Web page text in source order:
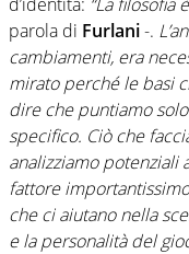
parola di Furlani-.
cambiamenti, era
mirato perché le basi
dire che puntiamo
specifico. Ciò che
analizziamo potenziali
fattore
che ci aiutano nella
e la personalità del